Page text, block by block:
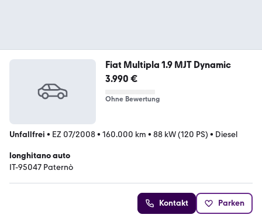
Fiat Multipla 1.9 MJT Dynamic
3.990 €
Ohne Bewertung
Unfallfrei • EZ 07/2008• 160.000 km • 88 kW (120 PS) • Diesel
longhitano auto
IT-95047 Paternò
Kontakt Parken